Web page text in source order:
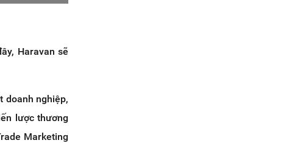
Haravan sẽ
doanh nghiệp,
lược thương
Marketing